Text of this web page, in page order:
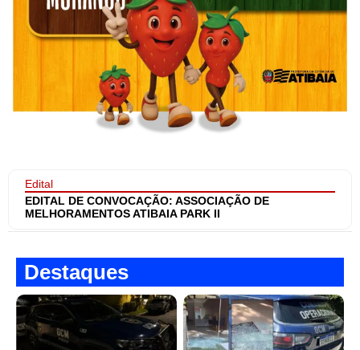
Edital
EDITAL DE CONVOCAÇÃO: ASSOCIAÇÃO DE
MELHORAMENTOS ATIBAIA PARK II
Destaques